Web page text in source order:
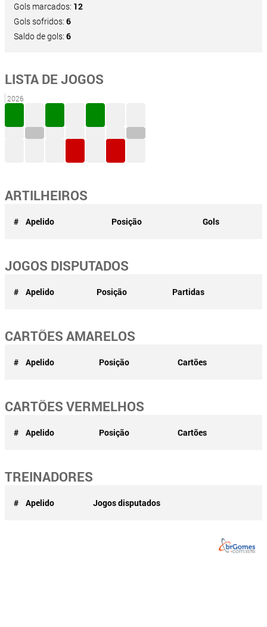
Gols marcados: 12
Gols sofridos: 6
Saldo de gols: 6
LISTA DE JOGOS
2026
ARTILHEIROS
# Apelido Posição Gols
JOGOS DISPUTADOS
# Apelido Posição Partidas
CARTÕES AMARELOS
# Apelido Posição Cartões
CARTÕES VERMELHOS
# Apelido Posição Cartões
TREINADORES
# Apelido Jogos disputados